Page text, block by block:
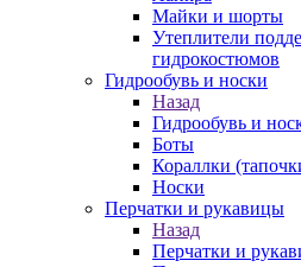
Майки и шорты
Утеплители
гидрокостюмов
Гидрообувь и носки
Назад
Гидрообувь и
Боты
Кораллки
Носки
Перчатки и рукавицы
Назад
Перчатки и